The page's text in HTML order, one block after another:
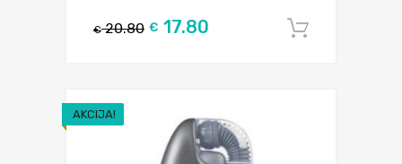
€20.80 € 17.80
AKCIJA!